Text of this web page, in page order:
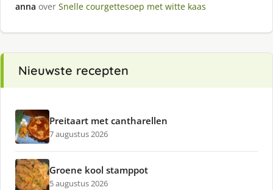
anna over Snelle courgettesoep met witte kaas
Nieuwste recepten
Preitaart met cantharellen
7 augustus 2026
Groene kool stamppot
5 augustus 2026